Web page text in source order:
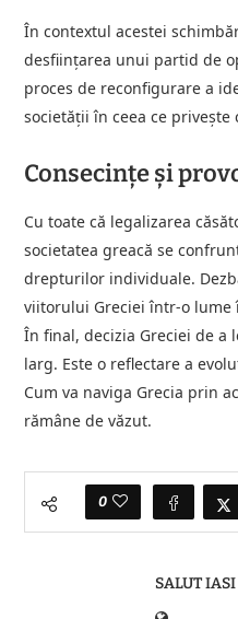
În contextul acestei
desființarea unui partid de
proces de reconfigurare a
societății în ceea ce
Consecințe și
Cu toate că legalizarea
societatea greacă se
drepturilor individuale.
viitorului Greciei într-o lume
În final, decizia Greciei de a
larg. Este o reflectare a
Cum va naviga Grecia prin
rămâne de văzut.
0
SALUT IASI